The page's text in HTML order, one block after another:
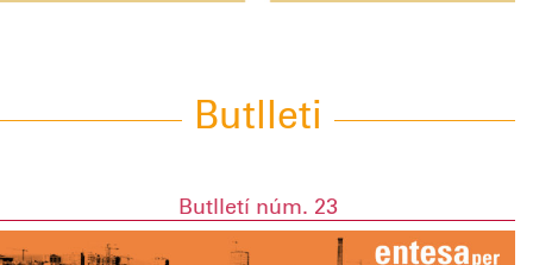
Butlleti
Butlletí núm. 23